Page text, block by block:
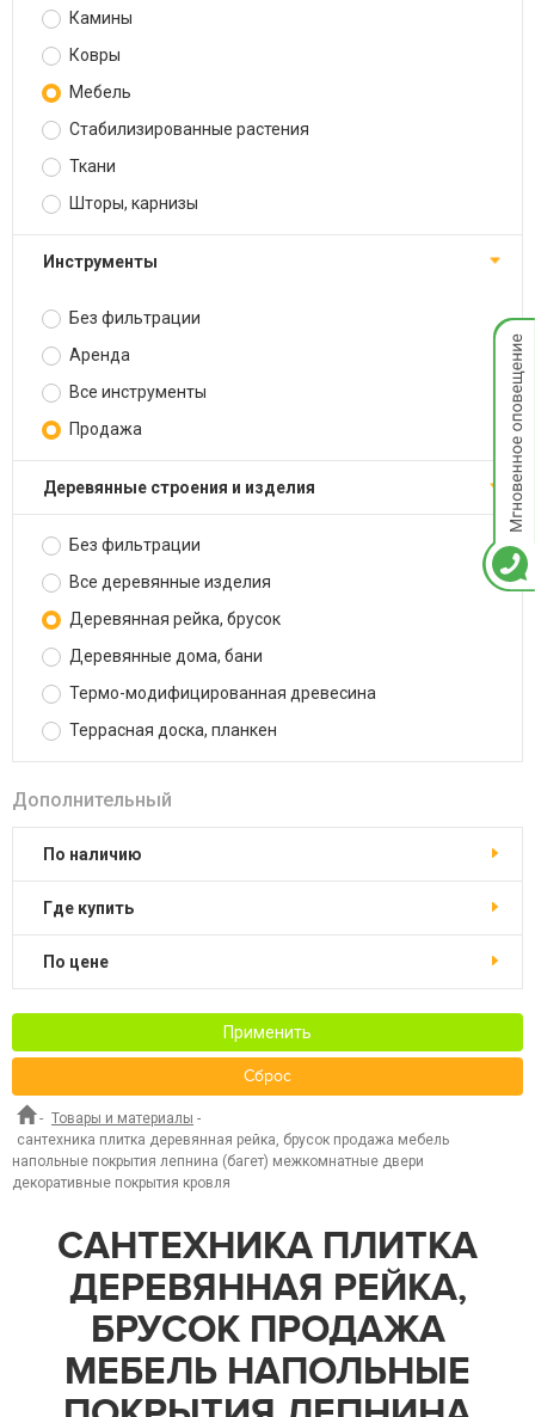
Камины
Ковры
Мебель
Стабилизированные растения
Ткани
Шторы, карнизы
Инструменты
Без фильтрации
Аренда
Все инструменты
Продажа
Деревянные строения и изделия
Без фильтрации
Все деревянные изделия
Деревянная рейка, брусок
Деревянные дома, бани
Термо-модифицированная древесина
Террасная доска, планкен
Дополнительный
По наличию
Где купить
По цене
Применить
Сброс
- Товары и материалы -
сантехника плитка деревянная рейка, брусок продажа мебель
напольные покрытия лепнина (багет) межкомнатные двери
декоративные покрытия кровля
САНТЕХНИКА ПЛИТКА
ДЕРЕВЯННАЯ РЕЙКА,
БРУСОК ПРОДАЖА
МЕБЕЛЬ НАПОЛЬНЫЕ